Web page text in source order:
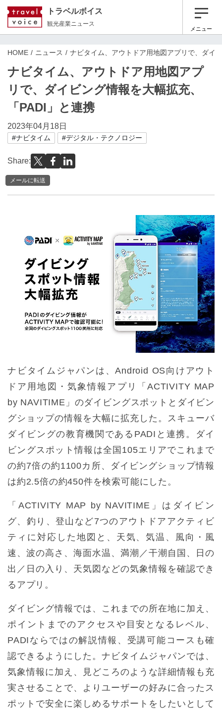
トラベルボイス
観光産業ニュース
メニュー
HOME ニュース ナビタイム、アウトドア用地図アプリで、ダイ
ナビタイム、アウトドア用地図アプ
リで、ダイビング情報を大幅拡充、
「PADI」と連携
2023年04月18日
#ナビタイム #デジタル・テクノロジー
Share:
メールに転送
ナビタイムジャパンは、Android OS向けアウト
ドア用地図・気象情報アプリ「ACTIVITY MAP
by NAVITIME」のダイビングスポットとダイビン
グショップの情報を大幅に拡充した。スキューバ
ダイビングの教育機関であるPADIと連携。ダイ
ビングスポット情報は全国105エリアでこれまで
の約7倍の約1100カ所、ダイビングショップ情報
は約2.5倍の約450件を検索可能にした。
「ACTIVITY MAP by NAVITIME」はダイビン
グ、釣り、登山など7つのアウトドアアクティビ
ティに対応した地図と、天気、気温、風向・風
速、波の高さ、海面水温、満潮／干潮自国、日の
出／日の入り、天気図などの気象情報を確認でき
るアプリ。
ダイビング情報では、これまでの所在地に加え、
ポイントまでのアクセスや目安となるレベル、
PADIならではの解説情報、受講可能コースも確
認できるようにした。ナビタイムジャパンでは、
気象情報に加え、見どころのような詳細情報も充
実させることで、よりユーザーの好みに合ったス
ポットで安全に楽しめるサポートをしたいとして